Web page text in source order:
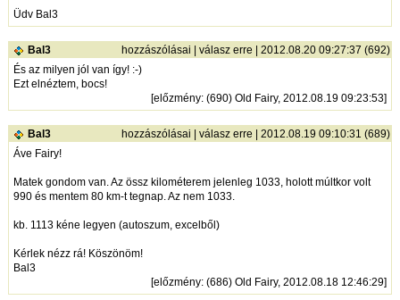
Üdv Bal3
Bal3 hozzászólásai |válasz erre | 2012.08.20 09:27:37 (692)
És az milyen jól van így! :-)
Ezt elnéztem, bocs!
[előzmény: (690) Old Fairy, 2012.08.19 09:23:53]
Bal3 hozzászólásai |válasz erre | 2012.08.19 09:10:31 (689)
Áve Fairy!
Matek gondom van. Az össz kilométerem jelenleg 1033, holott múltkor volt
990 és mentem 80 km-t tegnap. Az nem 1033.
kb. 1113 kéne legyen (autoszum, excelből)
Kérlek nézz rá! Köszönöm!
Bal3
[előzmény: (686) Old Fairy, 2012.08.18 12:46:29]